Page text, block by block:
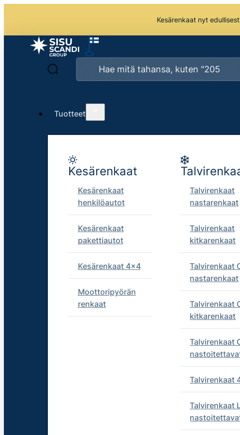
Kesärenkaat nyt
Tuotteet
Kesärenkaat
Kesärenkaat
henkilöautot
Kesärenkaat
pakettiautot
Kesärenkaat 4x4
Moottoripyörän
renkaat
Talvirenkaat
nastarenkaat
Talvirenkaat
kitkarenkaat
Talvirenkaat
nastarenkaat
Talvirenkaat
kitkarenkaat
Talvirenkaat
Talvirenkaat
Talvirenkaat